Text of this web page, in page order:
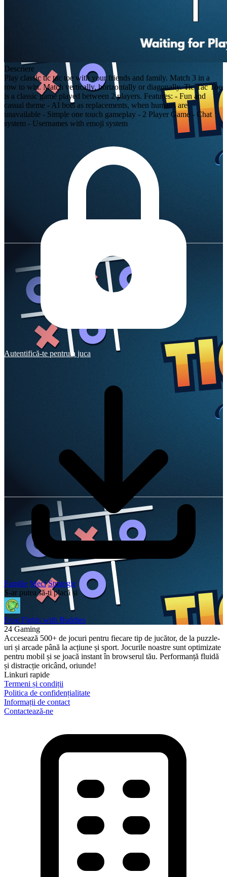
Descriere
Play classic tic tac toe with your friends and family. Match 3 in a
row to win. Match vertically, horizontally or diagonally. Tic Tac Toe
is a classic game played between 2 players. Features: - Fun and
casual theme - AI bots as replacements, when humans are
unavailable - Simple one touch gameplay - 2 Player Game - Chat
system - Usernames with emoji system
Autentifică-te pentru a juca
Familie Meci Strategie
S-ar putea să-ți placă și
Frog Fights with Buddies
24 Gaming
Accesează 500+ de jocuri pentru fiecare tip de jucător, de la puzzle-
uri și arcade până la acțiune și sport. Jocurile noastre sunt optimizate
pentru mobil și se joacă instant în browserul tău. Performanță fluidă
și distracție oricând, oriunde!
Linkuri rapide
Termeni și condiții
Politica de confidențialitate
Informații de contact
Contactează-ne